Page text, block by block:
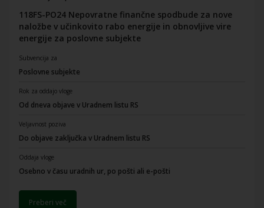
118FS-PO24 Nepovratne finančne spodbude za nove
naložbe v učinkovito rabo energije in obnovljive vire
energije za poslovne subjekte
Subvencija za
Poslovne subjekte
Rok za oddajo vloge
Od dneva objave v Uradnem listu RS
Veljavnost poziva
Do objave zaključka v Uradnem listu RS
Oddaja vloge
Osebno v času uradnih ur, po pošti ali e-pošti
Preberi več